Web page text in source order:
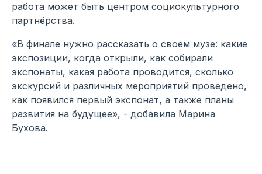
работа может быть центром социокультурного
партнёрства.
«В финале нужно рассказать о своем музе: какие
экспозиции, когда открыли, как собирали
экспонаты, какая работа проводится, сколько
экскурсий и различных мероприятий проведено,
как появился первый экспонат, а также планы
развития на будущее», - добавила Марина
Бухова.